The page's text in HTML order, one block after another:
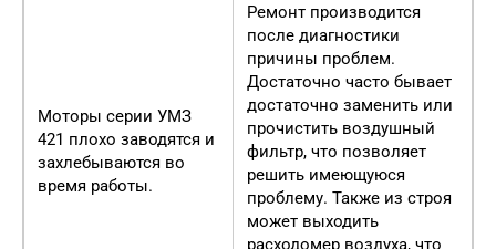
Моторы серии УМЗ
421 плохо заводятся и
захлебываются во
время работы.
Ремонт производится
после диагностики
причины проблем.
Достаточно часто бывает
достаточно заменить или
прочистить воздушный
фильтр, что позволяет
решить имеющуюся
проблему. Также из строя
может выходить
расходомер воздуха, что